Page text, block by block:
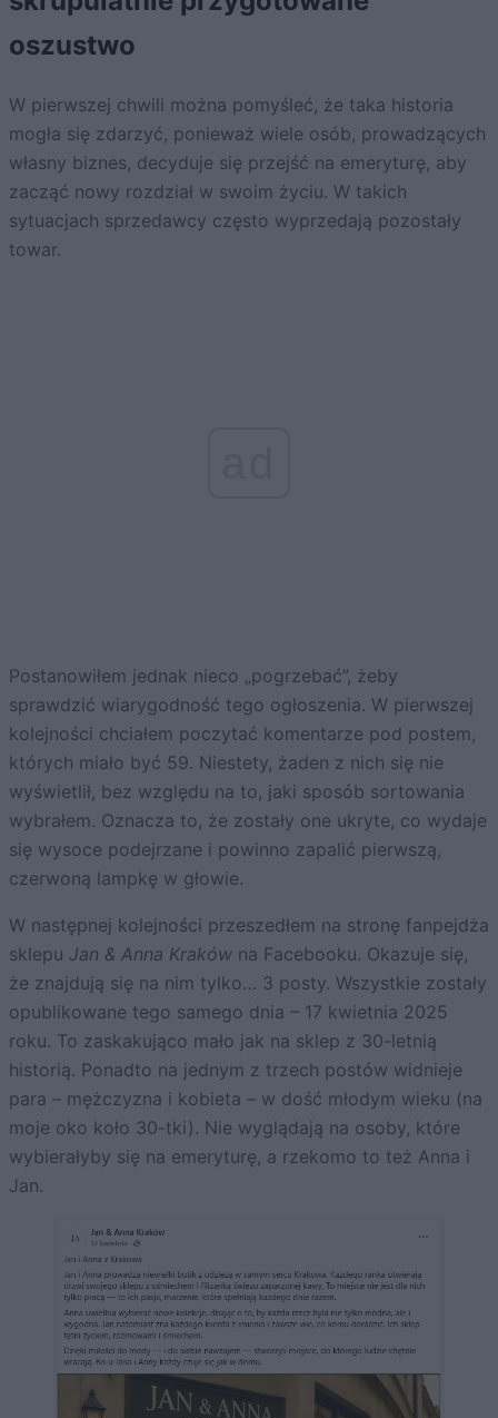
oszustwo
W pierwszej chwili można pomyśleć, że taka historia
mogła się zdarzyć, ponieważ wiele osób, prowadzących
własny biznes, decyduje się przejść na emeryturę, aby
zacząć nowy rozdział w swoim życiu. W takich
sytuacjach sprzedawcy często wyprzedają pozostały
towar.
Postanowiłem jednak nieco „pogrzebać”, żeby
sprawdzić wiarygodność tego ogłoszenia. W pierwszej
kolejności chciałem poczytać komentarze pod postem,
których miało być 59. Niestety, żaden z nich się nie
wyświetlił, bez względu na to, jaki sposób sortowania
wybrałem. Oznacza to, że zostały one ukryte, co wydaje
się wysoce podejrzane i powinno zapalić pierwszą,
czerwoną lampkę w głowie.
W następnej kolejności przeszedłem na stronę fanpejdża
sklepu Jan & Anna Kraków na Facebooku. Okazuje się,
że znajdują się na nim tylko… 3 posty. Wszystkie zostały
opublikowane tego samego dnia – 17 kwietnia 2025
roku. To zaskakująco mało jak na sklep z 30-letnią
historią. Ponadto na jednym z trzech postów widnieje
para – mężczyzna i kobieta – w dość młodym wieku (na
moje oko koło 30-tki). Nie wyglądają na osoby, które
wybierałyby się na emeryturę, a rzekomo to też Anna i
Jan.